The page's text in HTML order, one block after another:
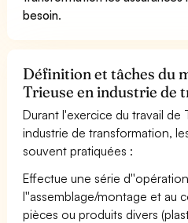
besoin.
Définition et tâches du
Trieuse en industrie de
Durant l'exercice du travail de
industrie de transformation,
souvent pratiquées :
Effectue une série
l''assemblage/montage et au
pièces ou produits divers